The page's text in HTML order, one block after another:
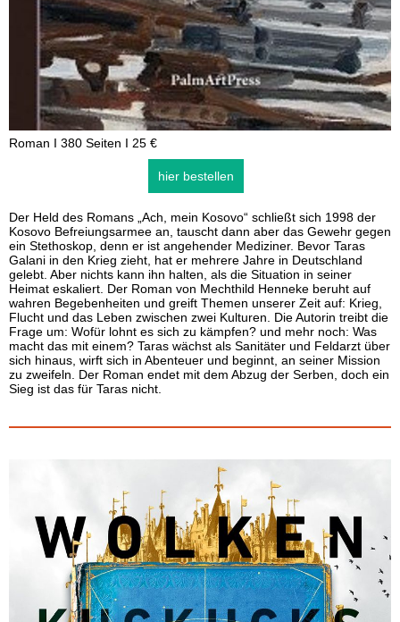
Roman I 380 Seiten I 25 €
hier bestellen
Der Held des Romans „Ach, mein Kosovo“ schließt sich 1998 der
Kosovo Befreiungsarmee an, tauscht dann aber das Gewehr gegen
ein Stethoskop, denn er ist angehender Mediziner. Bevor Taras
Galani in den Krieg zieht, hat er mehrere Jahre in Deutschland
gelebt. Aber nichts kann ihn halten, als die Situation in seiner
Heimat eskaliert. Der Roman von Mechthild Henneke beruht auf
wahren Begebenheiten und greift Themen unserer Zeit auf: Krieg,
Flucht und das Leben zwischen zwei Kulturen. Die Autorin treibt die
Frage um: Wofür lohnt es sich zu kämpfen? und mehr noch: Was
macht das mit einem? Taras wächst als Sanitäter und Feldarzt über
sich hinaus, wirft sich in Abenteuer und beginnt, an seiner Mission
zu zweifeln. Der Roman endet mit dem Abzug der Serben, doch ein
Sieg ist das für Taras nicht.